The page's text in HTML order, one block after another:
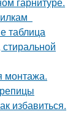
таблица
монтажа.
избавиться.